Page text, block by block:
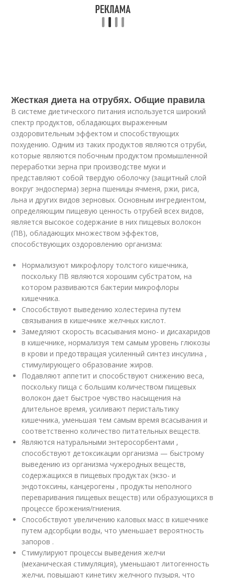
Жесткая диета на отрубях. Общие правила
В системе диетического питания используется широкий
спектр продуктов, обладающих выраженным
оздоровительным эффектом и способствующих
похудению. Одним из таких продуктов являются отруби,
которые являются побочным продуктом промышленной
переработки зерна при производстве муки и
представляют собой твердую оболочку (защитный слой
вокруг эндосперма) зерна пшеницы ячменя, ржи, риса,
льна и других видов зерновых. Основным ингредиентом,
определяющим пищевую ценность отрубей всех видов,
является высокое содержание в них пищевых волокон
(ПВ), обладающих множеством эффектов,
способствующих оздоровлению организма:
Нормализуют микрофлору толстого кишечника,
поскольку ПВ являются хорошим субстратом, на
котором развиваются бактерии микрофлоры
кишечника.
Способствуют выведению холестерина путем
связывания в кишечнике желчных кислот.
Замедляют скорость всасывания моно- и дисахаридов
в кишечнике, нормализуя тем самым уровень глюкозы
в крови и предотвращая усиленный синтез инсулина ,
стимулирующего образование жиров.
Подавляют аппетит и способствуют снижению веса,
поскольку пища с большим количеством пищевых
волокон дает быстрое чувство насыщения на
длительное время, усиливают перистальтику
кишечника, уменьшая тем самым время всасывания и
соответственно количество питательных веществ.
Являются натуральными энтеросорбентами ,
способствуют детоксикации организма — быстрому
выведению из организма чужеродных веществ,
содержащихся в пищевых продуктах (экзо- и
эндотоксины, канцерогены , продукты неполного
переваривания пищевых веществ) или образующихся в
процессе брожения/гниения.
Способствуют увеличению каловых масс в кишечнике
путем адсорбции воды, что уменьшает вероятность
запоров .
Стимулируют процессы выведения желчи
(механическая стимуляция), уменьшают литогенность
желчи, повышают кинетику желчного пузыря, что